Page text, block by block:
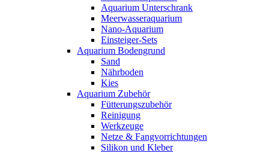
Aquarium Unterschrank
Meerwasseraquarium
Nano-Aquarium
Einsteiger-Sets
Aquarium Bodengrund
Sand
Nährboden
Kies
Aquarium Zubehör
Fütterungszubehör
Reinigung
Werkzeuge
Netze & Fangvorrichtungen
Silikon und Kleber